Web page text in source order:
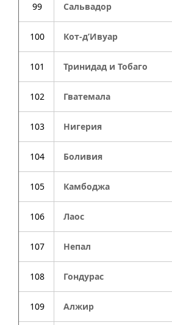
99 Сальвадор
100 Кот-д’Ивуар
101 Тринидад и Тобаго
102 Гватемала
103 Нигерия
104 Боливия
105 Камбоджа
106 Лаос
107 Непал
108 Гондурас
109 Алжир